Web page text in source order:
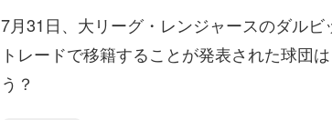
7月31日、大リーグ・レンジャースのダルビ
トレードで移籍することが発表された球団
う？